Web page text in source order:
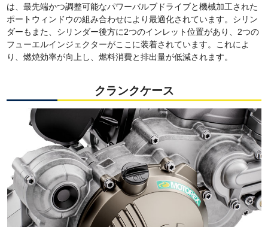
は、最先端かつ調整可能なパワーバルブドライブと機械加工された
ポートウィンドウの組み合わせにより最適化されています。シリン
ダーもまた、シリンダー後方に2つのインレット位置があり、2つの
フューエルインジェクターがここに装着されています。これによ
り、燃焼効率が向上し、燃料消費と排出量が低減されます。
クランクケース